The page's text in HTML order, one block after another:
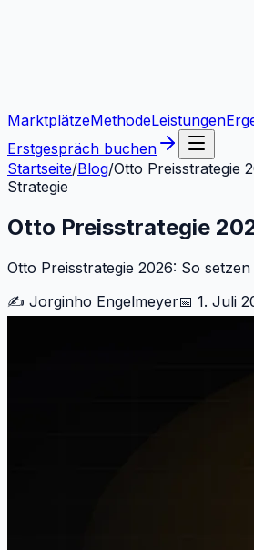
MarktplätzeMethodeLeistungen
Erstgespräch buchen
Startseite/Blog/Otto Preisstrategie
Strategie
Otto Preisstrategie
Otto Preisstrategie 2026: So
✍️ Jorginho Engelmeyer📅 1. Juli